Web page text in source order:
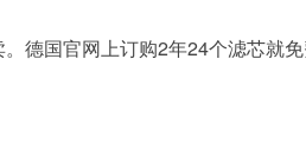
德国官网上订购2年24个滤芯就免